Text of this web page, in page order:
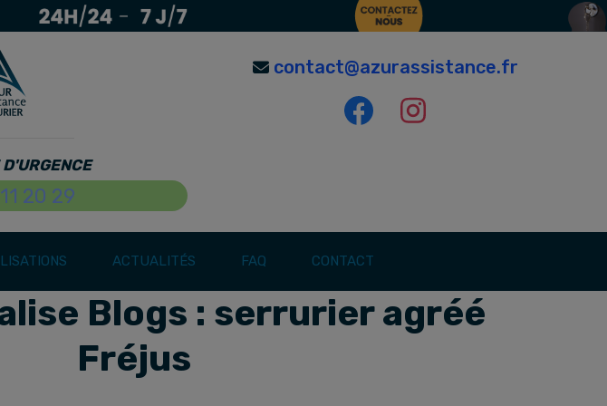
20 29
contact@azurassistance.fr
ACTUALITÉS FAQ CONTACT
Blogs : serrurier agréé
Fréjus